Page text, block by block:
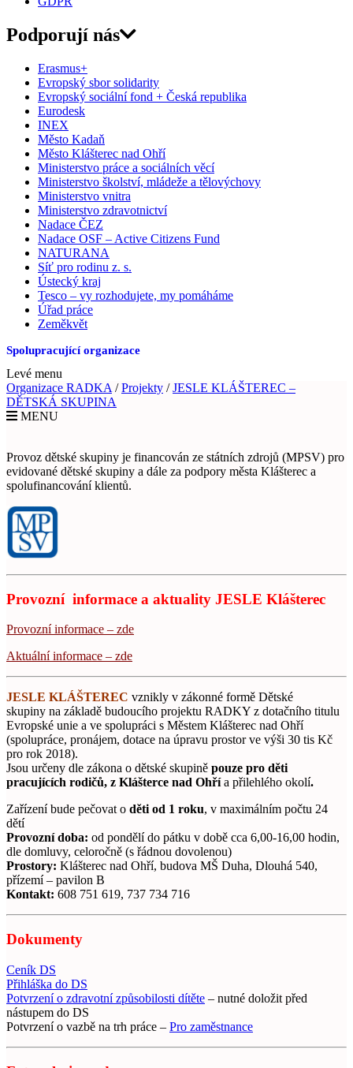
Podporují nás
Erasmus+
Evropský sbor solidarity
Evropský sociální fond + Česká republika
Eurodesk
INEX
Město Kadaň
Město Klášterec nad Ohří
Ministerstvo práce a sociálních věcí
Ministerstvo školství, mládeže a tělovýchovy
Ministerstvo vnitra
Ministerstvo zdravotnictví
Nadace ČEZ
Nadace OSF – Active Citizens Fund
NATURANA
Síť pro rodinu z. s.
Ústecký kraj
Tesco – vy rozhodujete, my pomáháme
Úřad práce
Zeměkvět
Spolupracující organizace
Levé menu
Organizace RADKA /Projekty /JESLE KLÁŠTEREC –
DĚTSKÁ SKUPINA
MENU
Provoz dětské skupiny je financován ze státních zdrojů (MPSV) pro
evidované dětské skupiny a dále za podpory města Klášterec a
spolufinancování klientů.
Provozní informace a aktuality JESLE Klášterec
Provozní informace – zde
Aktuální informace – zde
JESLE KLÁŠTEREC vznikly v zákonné formě Dětské
skupiny na základě budoucího projektu RADKY z dotačního titulu
Evropské unie a ve spolupráci s Městem Klášterec nad Ohří
(spolupráce, pronájem, dotace na úpravu prostor ve výši 30 tis Kč
pro rok 2018).
Jsou určeny dle zákona o dětské skupině pouze pro děti
pracujících rodičů, z Klášterce nad Ohřía přilehlého okolí.
Zařízení bude pečovat o děti od 1 roku, v maximálním počtu 24
dětí
Provozní doba: od pondělí do pátku v době cca 6,00-16,00 hodin,
dle domluvy, celoročně (s řádnou dovolenou)
Prostory: Klášterec nad Ohří, budova MŠ Duha, Dlouhá 540,
přízemí – pavilon B
Kontakt: 608 751 619, 737 734 716
Dokumenty
Ceník DS
Přihláška do DS
Potvrzení o zdravotní způsobilosti dítěte – nutné doložit před
nástupem do DS
Potvrzení o vazbě na trh práce – Pro zaměstnance